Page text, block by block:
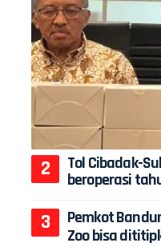
Tol Cibadak-
beroperasi
Pemkot
Zoo bisa